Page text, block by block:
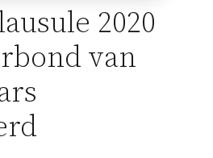
2020
van